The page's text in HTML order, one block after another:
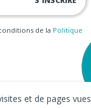
de la Politique
et de pages